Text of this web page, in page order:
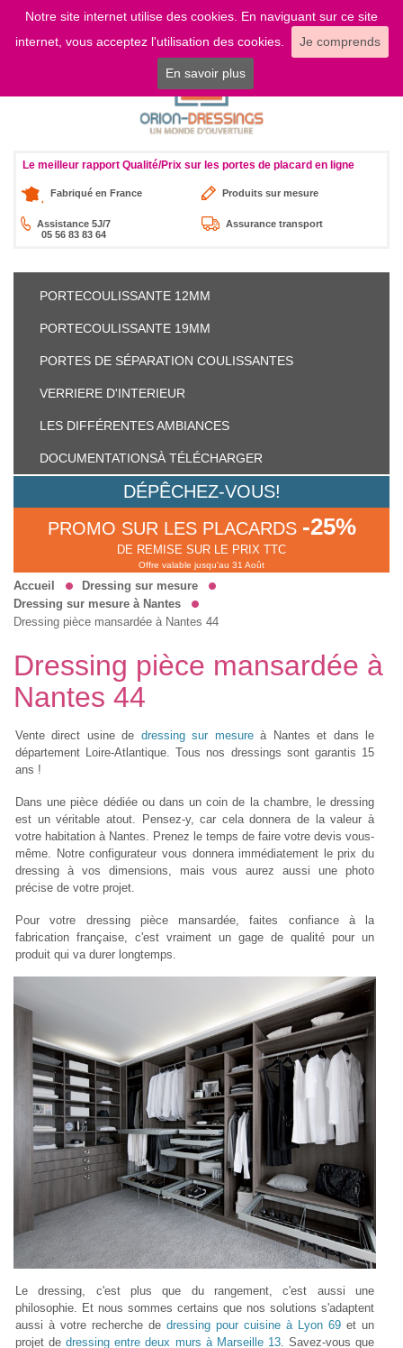
Notre site internet utilise des cookies. En naviguant sur ce site
internet, vous acceptez l'utilisation des cookies.
Je comprends
En savoir plus
LOGIN
Le meilleur rapport Qualité/Prix sur les portes de placard en ligne
Fabriqué en France Produits sur mesure
Assistance 5J/7
05 56 83 83 64
Assurance transport
PORTECOULISSANTE 12MM
PORTECOULISSANTE 19MM
PORTES DE SÉPARATION COULISSANTES
VERRIERE D'INTERIEUR
LES DIFFÉRENTESAMBIANCES
DOCUMENTATIONSÀ TÉLÉCHARGER
DÉPÊCHEZ-VOUS!
PROMO SUR LES PLACARDS -25%
DE REMISE SUR LE PRIX TTC
Offre valable jusqu'au 31 Août
Accueil
Dressing sur mesure
Dressing sur mesure à Nantes
Dressing pièce mansardée à Nantes 44
Dressing pièce mansardée à
Nantes 44
Vente direct usine de dressing sur mesureà Nantes et dans le
département Loire-Atlantique. Tous nos dressings sont garantis 15
ans !
Dans une pièce dédiée ou dans un coin de la chambre, le dressing
est un véritable atout. Pensez-y, car cela donnera de la valeur à
votre habitation à Nantes. Prenez le temps de faire votre devis vous-
même. Notre configurateur vous donnera immédiatement le prix du
dressing à vos dimensions, mais vous aurez aussi une photo
précise de votre projet.
Pour votre dressing pièce mansardée, faites confiance à la
fabrication française, c'est vraiment un gage de qualité pour un
produit qui va durer longtemps.
Le dressing, c'est plus que du rangement, c'est aussi une
philosophie. Et nous sommes certains que nos solutions s'adaptent
aussi à votre recherche de dressing pour cuisine à Lyon 69 et un
projet dedressing entre deux murs à Marseille 13. Savez-vous que